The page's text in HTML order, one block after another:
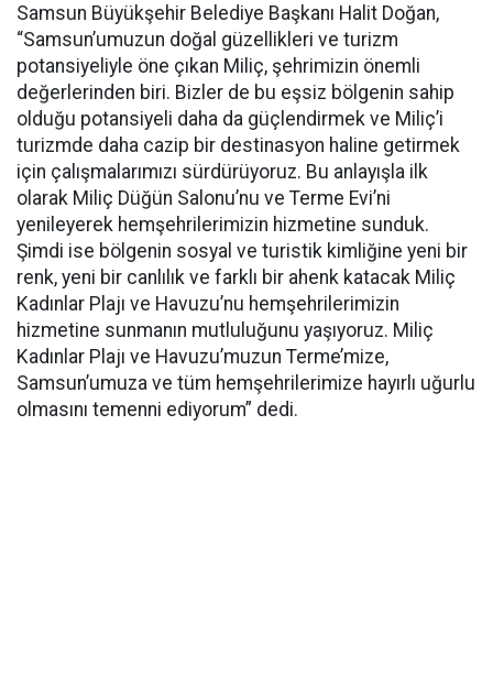
Samsun Büyükşehir Belediye Başkanı Halit Doğan,
“Samsun’umuzun doğal güzellikleri ve turizm
potansiyeliyle öne çıkan Miliç, şehrimizin önemli
değerlerinden biri. Bizler de bu eşsiz bölgenin sahip
olduğu potansiyeli daha da güçlendirmek ve Miliç’i
turizmde daha cazip bir destinasyon haline getirmek
için çalışmalarımızı sürdürüyoruz. Bu anlayışla ilk
olarak Miliç Düğün Salonu’nu ve Terme Evi’ni
yenileyerek hemşehrilerimizin hizmetine sunduk.
Şimdi ise bölgenin sosyal ve turistik kimliğine yeni bir
renk, yeni bir canlılık ve farklı bir ahenk katacak Miliç
Kadınlar Plajı ve Havuzu’nu hemşehrilerimizin
hizmetine sunmanın mutluluğunu yaşıyoruz. Miliç
Kadınlar Plajı ve Havuzu’muzun Terme’mize,
Samsun’umuza ve tüm hemşehrilerimize hayırlı uğurlu
olmasını temenni ediyorum” dedi.